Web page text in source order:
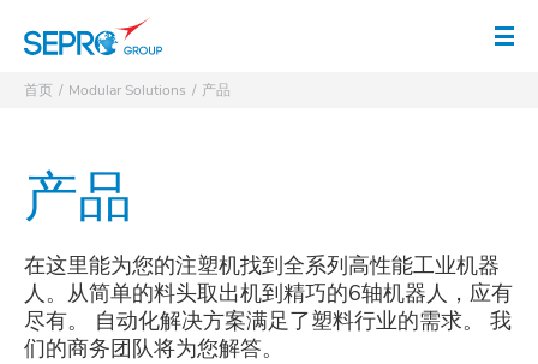
打
首页 Modular Solutions 产品
产品
在这里能为您的注塑机找到全系列高性能工业机器
人。从简单的料头取出机到精巧的6轴机器人，应有
尽有。 自动化解决方案满足了塑料行业的需求。 我
们的商务团队将为您解答。